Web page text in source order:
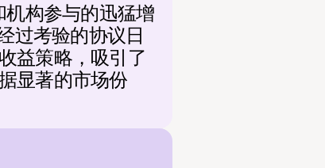
构参与的迅猛增
过考验的协议日
益策略，吸引了
显著的市场份